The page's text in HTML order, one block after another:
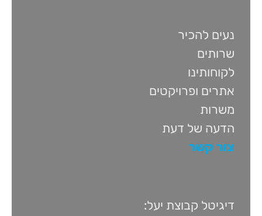
נעים להכיר
שרותים
לקוחותינו
אתרים ופרויקטים
משרות
הדעה של דעת
צור קשר
דיגיטל קבוצת יעל: